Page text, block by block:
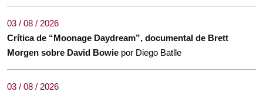
03 / 08 / 2026
Crítica de “Moonage Daydream”, documental de Brett
Morgen sobre David Bowie por Diego Batlle
03 / 08 / 2026